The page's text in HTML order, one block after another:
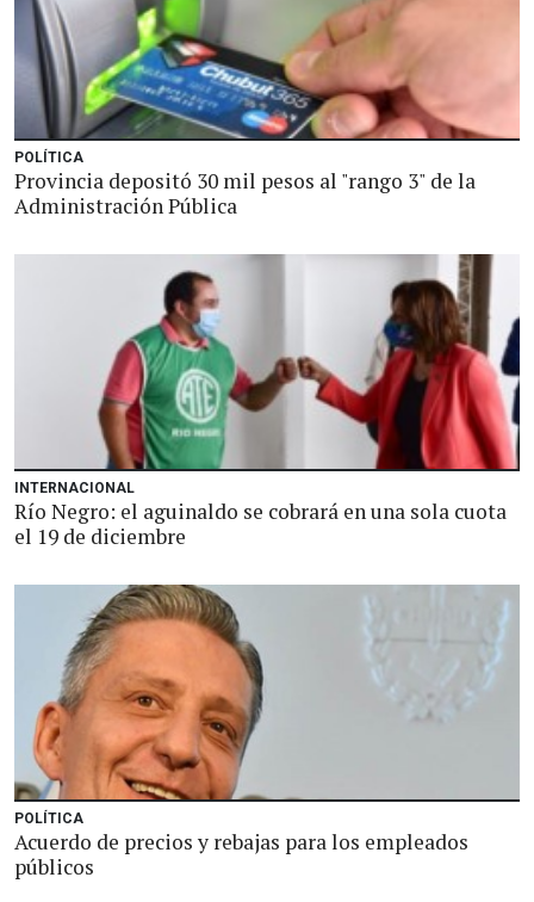
POLÍTICA
Provincia depositó 30 mil pesos al "rango 3" de la
Administración Pública
INTERNACIONAL
Río Negro: el aguinaldo se cobrará en una sola cuota
el 19 de diciembre
POLÍTICA
Acuerdo de precios y rebajas para los empleados
públicos